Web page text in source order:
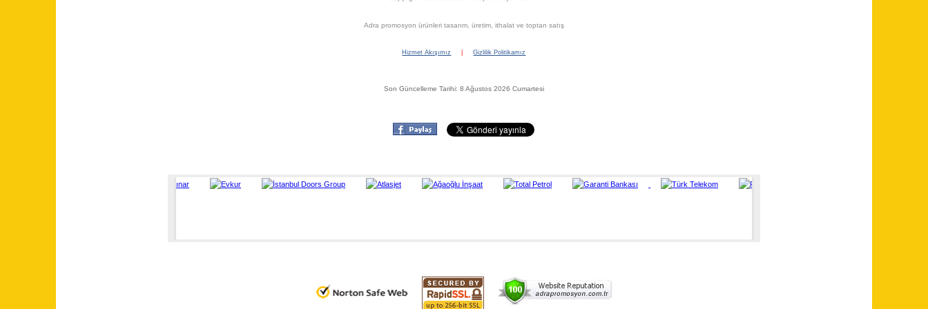
Adra promosyon ürünleri tasarım, üretim, ithalat ve toptan satış
Hizmet Akışımız Gizlilik Politikamız
Son Güncelleme Tarihi: 8 Ağustos 2026 Cumartesi